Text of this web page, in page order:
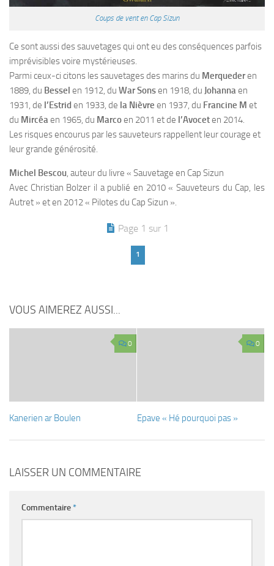
Coups de vent en Cap Sizun
Ce sont aussi des sauvetages qui ont eu des conséquences parfois
imprévisibles voire mystérieuses.
Parmi ceux-ci citons les sauvetages des marins du Merquederen
1889, du Bessel en 1912, du War Sonsen 1918, du Johannaen
1931, de l’Estrid en 1933, de la Nièvre en 1937, du Francine M et
du Mircéaen 1965, du Marcoen 2011 et de l’Avoceten 2014.
Les risques encourus par les sauveteurs rappellent leur courage et
leur grande générosité.
Michel Bescou, auteur du livre « Sauvetage en Cap Sizun
Avec Christian Bolzer il a publié en 2010 « Sauveteurs du Cap, les
Autret » et en 2012 « Pilotes du Cap Sizun ».
Page 1 sur 1
1
VOUS AIMEREZ AUSSI...
0
Kanerien ar Boulen
0
Epave « Hé pourquoi pas »
LAISSER UN COMMENTAIRE
Commentaire*